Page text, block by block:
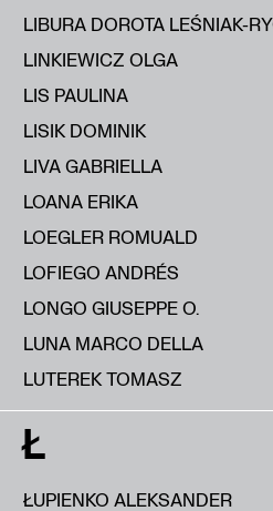
LIBURA DOROTA LEŚNIAK-
LINKIEWICZ OLGA
LIS PAULINA
LISIK DOMINIK
LIVA GABRIELLA
LOANA ERIKA
LOEGLER ROMUALD
LOFIEGO ANDRÉS
LONGO GIUSEPPE O.
LUNA MARCO DELLA
LUTEREK TOMASZ
Ł
ŁUPIENKO ALEKSANDER